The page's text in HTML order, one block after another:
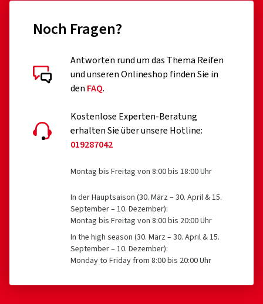
Noch Fragen?
Antworten rund um das Thema Reifen
und unseren Onlineshop finden Sie in
den FAQ.
Kostenlose Experten-Beratung
erhalten Sie über unsere Hotline:
019287042
Montag bis Freitag von 8:00 bis 18:00 Uhr
In der Hauptsaison (30. März – 30. April & 15.
September – 10. Dezember):
Montag bis Freitag von 8:00 bis 20:00 Uhr
In the high season (30. März – 30. April & 15.
September – 10. Dezember):
Monday to Friday from 8:00 bis 20:00 Uhr